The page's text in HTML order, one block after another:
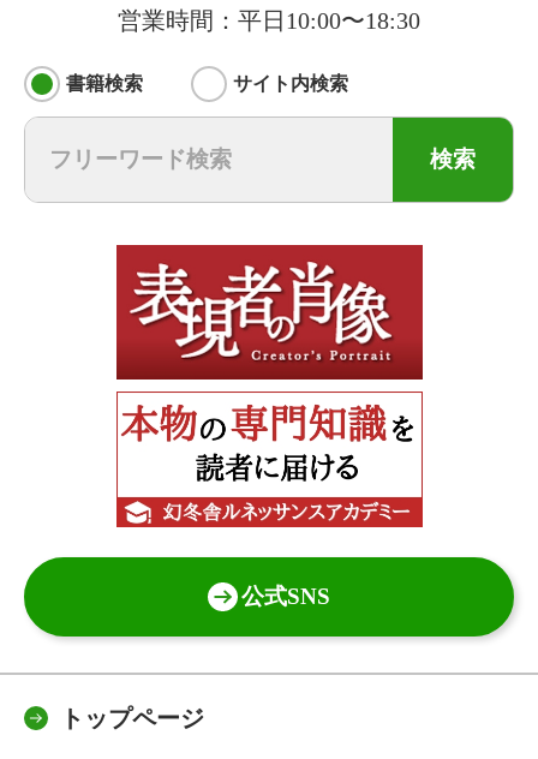
営業時間：平日10:00〜18:30
書籍検索 サイト内検索
検索
公式SNS
トップページ